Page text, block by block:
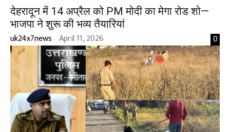
देहरादून में 14 अप्रैल को PM मोदी का मेगा रोड शो—
भाजपा ने शुरू की भव्य तैयारियां
uk24x7news - April 11, 2026 0